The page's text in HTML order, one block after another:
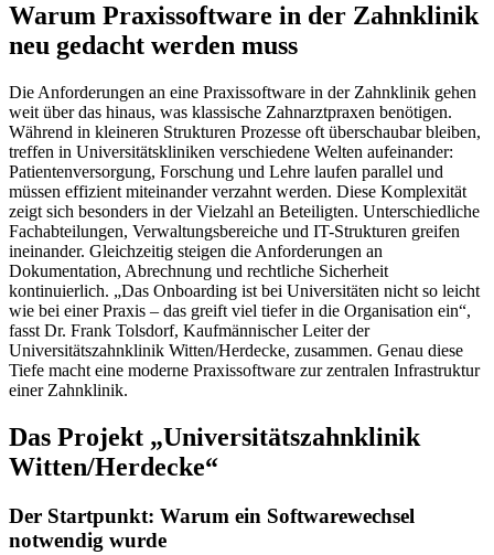
Warum Praxissoftware in der Zahnklinik
neu gedacht werden muss
Die Anforderungen an eine Praxissoftware in der Zahnklinik gehen
weit über das hinaus, was klassische Zahnarztpraxen benötigen.
Während in kleineren Strukturen Prozesse oft überschaubar bleiben,
treffen in Universitätskliniken verschiedene Welten aufeinander:
Patientenversorgung, Forschung und Lehre laufen parallel und
müssen effizient miteinander verzahnt werden. Diese Komplexität
zeigt sich besonders in der Vielzahl an Beteiligten. Unterschiedliche
Fachabteilungen, Verwaltungsbereiche und IT-Strukturen greifen
ineinander. Gleichzeitig steigen die Anforderungen an
Dokumentation, Abrechnung und rechtliche Sicherheit
kontinuierlich. „Das Onboarding ist bei Universitäten nicht so leicht
wie bei einer Praxis – das greift viel tiefer in die Organisation ein“,
fasst Dr. Frank Tolsdorf, Kaufmännischer Leiter der
Universitätszahnklinik Witten/Herdecke, zusammen. Genau diese
Tiefe macht eine moderne Praxissoftware zur zentralen Infrastruktur
einer Zahnklinik.
Das Projekt „Universitätszahnklinik
Witten/Herdecke“
Der Startpunkt: Warum ein Softwarewechsel
notwendig wurde